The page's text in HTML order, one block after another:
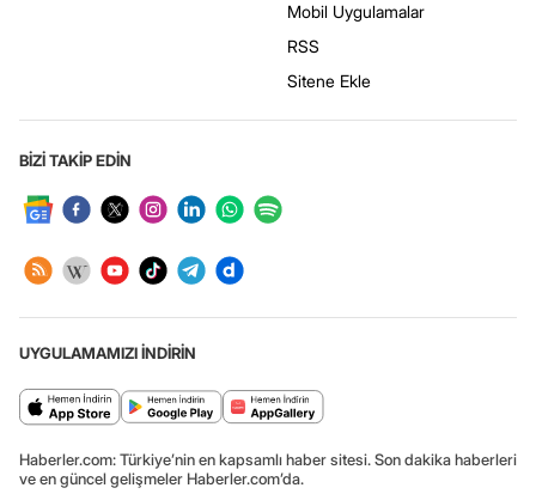
Mobil Uygulamalar
RSS
Sitene Ekle
BİZİ TAKİP EDİN
UYGULAMAMIZI İNDİRİN
Haberler.com: Türkiye’nin en kapsamlı haber sitesi. Son dakika haberleri
ve en güncel gelişmeler Haberler.com’da.